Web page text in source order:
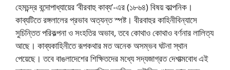
হেমচন্দ্র বন্দোপাধ্যায়ের ‘বীরবাহু কাব্য’-এর (১৮৬৪) বিষয় কাল্পনিক।
কাব্যটিতে রঙ্গলালের প্রভাব অত্যন্ত স্পষ্ট। বীরবাহুর কাহিনীবিন্যাসে
সুচিন্তিত পরিকল্পনা ও সংহতির অভাব, তবে কোথাও কোথাও বর্ণনার লালিত্য
আছে। কাব্যকাহিনীতে রূপকথার মত অনেক অসম্ভব ঘটনা স্থান
পেয়েছে। তবে বাঙলাদেশের শিক্ষিতদের মধ্যে সদ্যজাগ্রত দেশাত্মবােধ এই